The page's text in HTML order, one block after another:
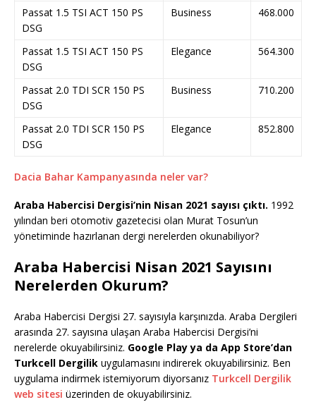
Passat 1.5 TSI ACT 150 PS
DSG
Business 468.000
Passat 1.5 TSI ACT 150 PS
DSG
Elegance 564.300
Passat 2.0 TDI SCR 150 PS
DSG
Business 710.200
Passat 2.0 TDI SCR 150 PS
DSG
Elegance 852.800
Dacia Bahar Kampanyasında neler var?
Araba Habercisi Dergisi’nin Nisan 2021 sayısı çıktı. 1992
yılından beri otomotiv gazetecisi olan Murat Tosun’un
yönetiminde hazırlanan dergi nerelerden okunabiliyor?
Araba Habercisi Nisan 2021 Sayısını
Nerelerden Okurum?
Araba Habercisi Dergisi 27. sayısıyla karşınızda. Araba Dergileri
arasında 27. sayısına ulaşan Araba Habercisi Dergisi’ni
nerelerde okuyabilirsiniz. Google Play ya da App Store’dan
Turkcell Dergilik uygulamasını indirerek okuyabilirsiniz. Ben
uygulama indirmek istemiyorum diyorsanız Turkcell Dergilik
web sitesi üzerinden de okuyabilirsiniz.